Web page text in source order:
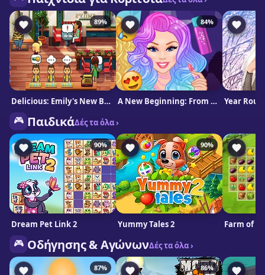
89%
Delicious: Emily's New Beginning
84%
A New Beginning: From Sad To Fab
🎮 ΠαιδικάΔές τα όλα ›
90%
Dream Pet Link 2
90%
Yummy Tales 2 Farm of
🎮 Οδήγησης & ΑγώνωνΔές τα όλα ›
87% 86%